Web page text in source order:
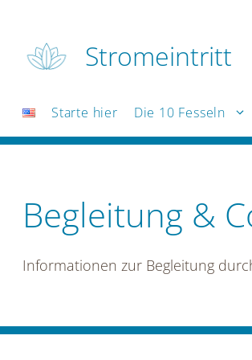
Stromeintritt
Starte hier Die 10 Fesseln
Begleitung &
Informationen zur Begleitung